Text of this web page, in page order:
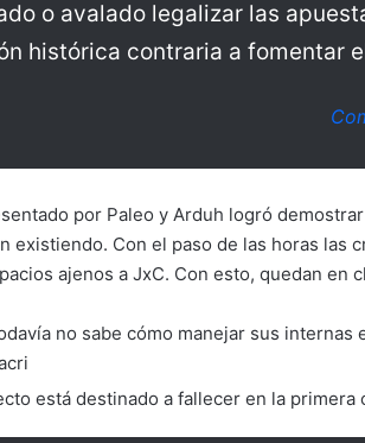
o avalado legalizar las
histórica contraria a fomentar
por Paleo y Arduh logró
existiendo. Con el paso de las horas las
ajenos a JxC. Con esto, quedan en
no sabe cómo manejar sus
está destinado a fallecer en la